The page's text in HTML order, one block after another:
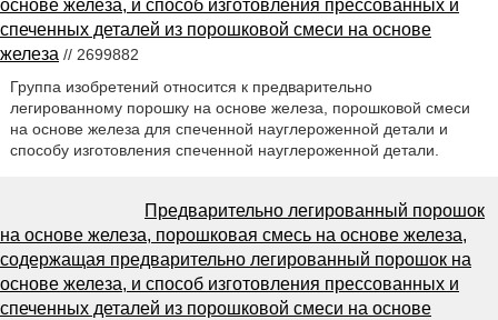
основе железа, и способ изготовления прессованных и
спеченных деталей из порошковой смеси на основе
железа // 2699882
Группа изобретений относится к предварительно
легированному порошку на основе железа, порошковой смеси
на основе железа для спеченной науглероженной детали и
способу изготовления спеченной науглероженной детали.
Предварительно легированный порошок
на основе железа, порошковая смесь на основе железа,
содержащая предварительно легированный порошок на
основе железа, и способ изготовления прессованных и
спеченных деталей из порошковой смеси на основе